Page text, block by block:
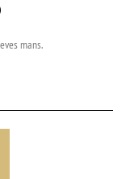
mans.